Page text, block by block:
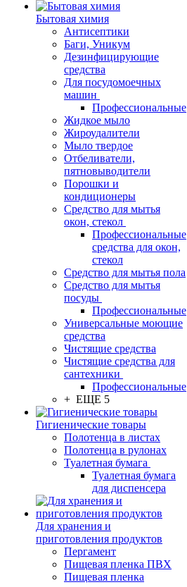
Бытовая химия
Антисептики
Баги, Уникум
Дезинфицирующие
средства
Для посудомоечных
машин
Профессиональные
Жидкое мыло
Жироудалители
Мыло твердое
Отбеливатели,
пятновыводители
Порошки и
кондиционеры
Средство для мытья
окон, стекол
Профессиональные
средства для окон,
стекол
Средство для мытья пола
Средство для мытья
посуды
Профессиональные
Универсальные моющие
средства
Чистящие средства
Чистящие средства для
сантехники
Профессиональные
+ ЕЩЕ 5
Гигиенические товары
Полотенца в листах
Полотенца в рулонах
Туалетная бумага
Туалетная бумага
для диспенсера
Для хранения и
приготовления продуктов
Пергамент
Пищевая пленка ПВХ
Пищевая пленка